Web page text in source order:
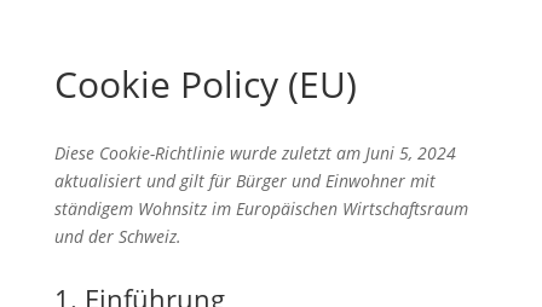
Cookie Policy (EU)
Diese Cookie-Richtlinie wurde zuletzt am Juni 5, 2024
aktualisiert und gilt für Bürger und Einwohner mit
ständigem Wohnsitz im Europäischen Wirtschaftsraum
und der Schweiz.
1. Einführung